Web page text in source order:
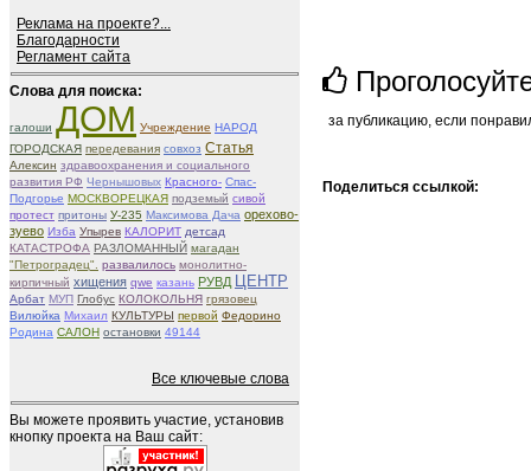
Реклама на проекте?...
Благодарности
Регламент сайта
Слова для поиска:
галоши ДОМ Учреждение НАРОД
ГОРОДСКАЯ передевания совхоз Статья
Алексин здравоохранения и социального
развития РФ Чернышовых Красного- Спас-
Подгорье МОСКВОРЕЦКАЯ подземый сивой
протест притоны У-235 Максимова Дача орехово-
зуево Изба Упырев КАЛОРИТ детсад
КАТАСТРОФА РАЗЛОМАННЫЙ магадан
"Петроградец".
развалилось монолитно-
кирпичный хищения qwe казань РУВД ЦЕНТР
Арбат МУП Глобус КОЛОКОЛЬНЯ грязовец
Вилюйка Михаил КУЛЬТУРЫ первой Федорино
Родина САЛОН остановки 49144
Все ключевые слова
Вы можете проявить участие, установив
кнопку проекта на Ваш сайт:
за публикацию, если
Поделиться ссылкой: